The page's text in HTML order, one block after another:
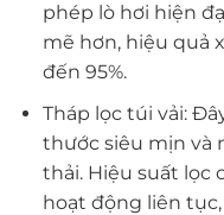
phép lò hơi hiện
mẽ hơn, hiệu quả
đến 95%.
Tháp lọc túi vải:
thước siêu mịn và
thải. Hiệu suất lọc
hoạt động liên